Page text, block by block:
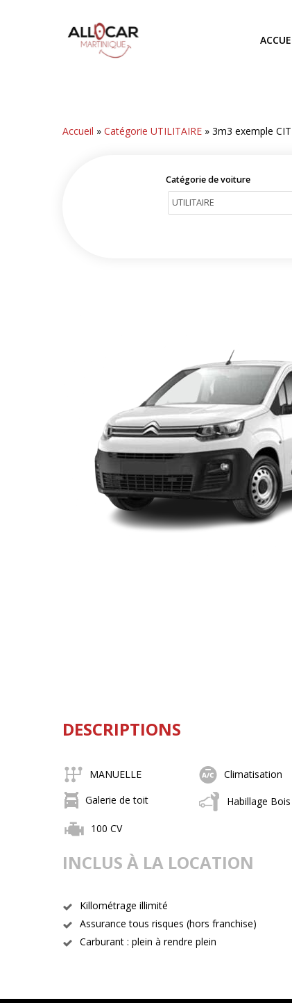
Accueil »Catégorie UTILITAIRE »3m3 exemple
Catégorie de voiture
DESCRIPTIONS
MANUELLE Climatisation
Galerie de toit
Habillage Bois
100 CV
INCLUS À LA LOCATION
Killométrage illimité
Assurance tous risques (hors franchise)
Carburant : plein à rendre plein